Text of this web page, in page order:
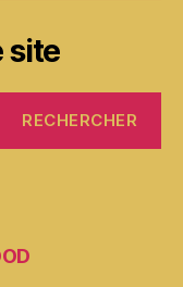
site